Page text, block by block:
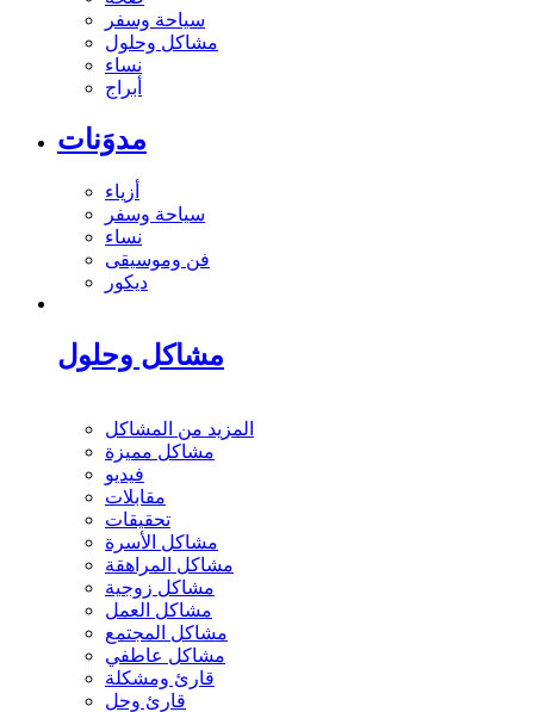
سياحة وسفر
مشاكل وحلول
نساء
أبراج
مدوَنات
أزياء
سياحة وسفر
نساء
فن وموسيقى
ديكور
مشاكل وحلول
المزيد من المشاكل
مشاكل مميزة
فيديو
مقابلات
تحقيقات
مشاكل الأسرة
مشاكل المراهقة
مشاكل زوجية
مشاكل العمل
مشاكل المجتمع
مشاكل عاطفي
قارئ ومشكلة
قارئ وحل